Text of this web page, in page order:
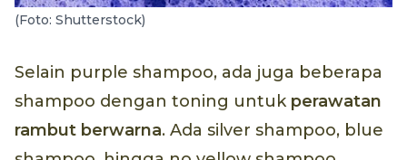
(Foto: Shutterstock)
Selain purple shampoo, ada juga beberapa
shampoo dengan toning untuk perawatan
rambut berwarna. Ada silver shampoo, blue